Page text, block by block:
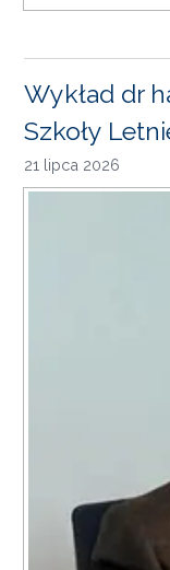
Wykład dr
Szkoły
21 lipca 2026